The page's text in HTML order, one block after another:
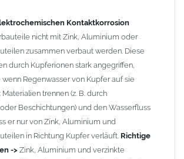
Kontaktkorrosion
nicht mit Zink, Aluminium oder
zusammen verbaut werden. Diese
durch Kupferionen stark angegriffen,
Regenwasser von Kupfer auf sie
trennen (z. B. durch
Beschichtungen) und den Wasserfluss
er nur von Zink, Aluminium und
in Richtung Kupfer verläuft. Richtige
-> Zink, Aluminium und verzinkte